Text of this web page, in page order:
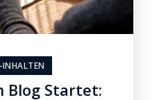
INHALTEN
Blog Startet: